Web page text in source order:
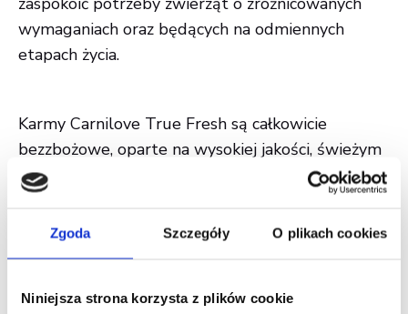
Zgoda Szczegóły O plikach cookies
Niniejsza strona korzysta z plików cookie
wymaganiach oraz będących na odmiennych
etapach życia.
Karmy Carnilove True Fresh są całkowicie
bezzbożowe, oparte na wysokiej jakości, świeżym
mięsie, które gwarantuje nie tylko wyśmienity
smak i aromat, ale także doskonałą strawność na
poziomie aż 95%. Wyjątkowy skład zawiera także
trawienie i odporność zwierzęcia.